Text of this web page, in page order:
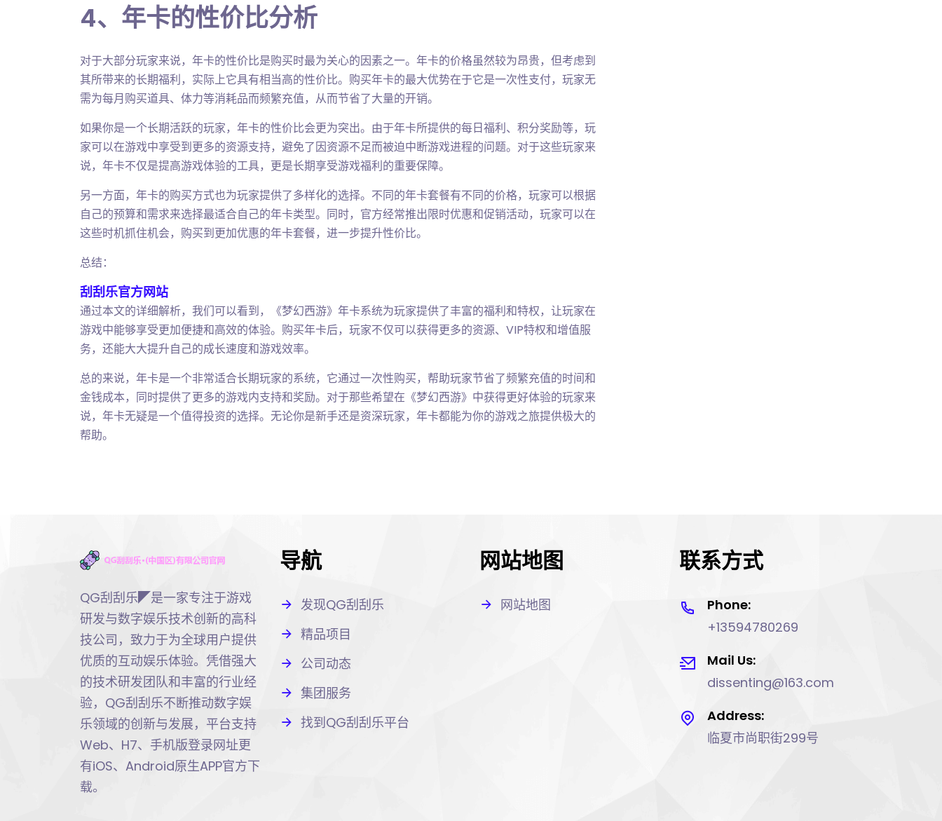
4、年卡的性价比分析
对于大部分玩家来说，年卡的性价比是购买时最为关心的因素之一。年卡的价格虽然较为昂贵，但考虑到
其所带来的长期福利，实际上它具有相当高的性价比。购买年卡的最大优势在于它是一次性支付，玩家无
需为每月购买道具、体力等消耗品而频繁充值，从而节省了大量的开销。
如果你是一个长期活跃的玩家，年卡的性价比会更为突出。由于年卡所提供的每日福利、积分奖励等，玩
家可以在游戏中享受到更多的资源支持，避免了因资源不足而被迫中断游戏进程的问题。对于这些玩家来
说，年卡不仅是提高游戏体验的工具，更是长期享受游戏福利的重要保障。
另一方面，年卡的购买方式也为玩家提供了多样化的选择。不同的年卡套餐有不同的价格，玩家可以根据
自己的预算和需求来选择最适合自己的年卡类型。同时，官方经常推出限时优惠和促销活动，玩家可以在
这些时机抓住机会，购买到更加优惠的年卡套餐，进一步提升性价比。
总结：
刮刮乐官方网站
通过本文的详细解析，我们可以看到，《梦幻西游》年卡系统为玩家提供了丰富的福利和特权，让玩家在
游戏中能够享受更加便捷和高效的体验。购买年卡后，玩家不仅可以获得更多的资源、VIP特权和增值服
务，还能大大提升自己的成长速度和游戏效率。
总的来说，年卡是一个非常适合长期玩家的系统，它通过一次性购买，帮助玩家节省了频繁充值的时间和
金钱成本，同时提供了更多的游戏内支持和奖励。对于那些希望在《梦幻西游》中获得更好体验的玩家来
说，年卡无疑是一个值得投资的选择。无论你是新手还是资深玩家，年卡都能为你的游戏之旅提供极大的
帮助。
QG刮刮乐◤是一家专注于游戏
研发与数字娱乐技术创新的高科
技公司，致力于为全球用户提供
优质的互动娱乐体验。凭借强大
的技术研发团队和丰富的行业经
验，QG刮刮乐不断推动数字娱
乐领域的创新与发展，平台支持
Web、H7、手机版登录网址更
有iOS、Android原生APP官方下
载。
导航
发现QG刮刮乐
精品项目
公司动态
集团服务
找到QG刮刮乐平台
网站地图
网站地图
联系方式
Phone:
+13594780269
Mail Us:
dissenting@163.com
Address:
临夏市尚职街299号